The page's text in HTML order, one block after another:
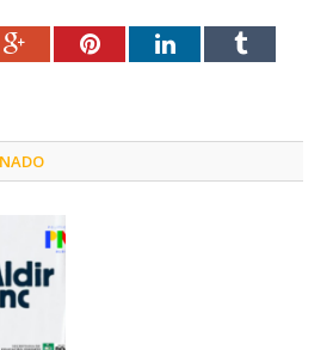
Google+PinterestLinkedInTumblr